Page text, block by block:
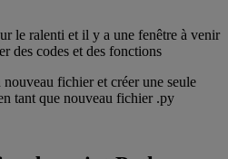
le ralenti et il y a une fenêtre à venir
des codes et des fonctions
fichier et créer une seule
tant que nouveau fichier .py